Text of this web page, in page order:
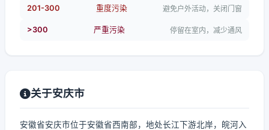
201-300 重度污染 避免户外活动，关闭门窗
>300 严重污染 停留在室内，减少通风
关于安庆市
安徽省安庆市位于安徽省西南部，地处长江下游北岸，皖河入